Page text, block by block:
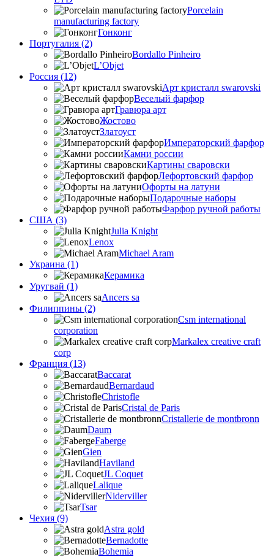
Porcelain
manufacturing factory
Гонконг
Португалия (2)
Bordallo Pinheiro
L’Objet
Россия (12)
Арт кристалл swarovski
Веселый фарфор
Гравюра арт
Жостово
Златоуст
Императорский фарфор
Камни россии
Картины сваровски
Лефортовский фарфор
Офорты на латуни
Подарочные наборы
Фарфор ручной работы
США (3)
Julia Knight
Lenox
Michael Aram
Украина (1)
Керамика
Уругвай (1)
Ancers sa
Филиппины (2)
Csm international
corporation
Markalex creative craft
corp
Франция (13)
Baccarat
Bernardaud
Christofle
Cristal de Paris
Cristallerie de montbronn
Daum
Faberge
Gien
Haviland
JL Coquet
Lalique
Niderviller
Tsar
Чехия (9)
Astra gold
Bernadotte
Bohemia